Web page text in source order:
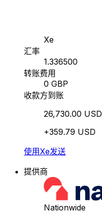
Xe
汇率
1.336500
转账费用
0 GBP
收款方到账
26,730.00 USD
+359.79 USD
使用Xe发送
提供商
Nationwide